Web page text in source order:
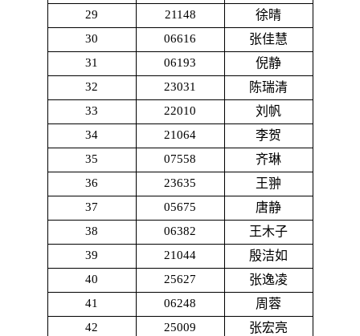
29 21148 徐晴
30 06616 张佳慧
31 06193 倪静
32 23031 陈瑞清
33 22010 刘帆
34 21064 李贺
35 07558 齐琳
36 23635 王翀
37 05675 唐静
38 06382 王木子
39 21044 殷洁如
40 25627 张逸凌
41 06248 周蓉
42 25009 张宏亮